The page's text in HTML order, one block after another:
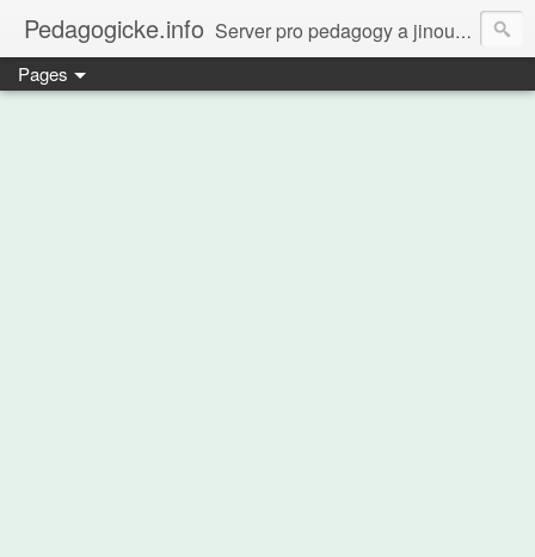
Pedagogicke.info Server pro pedagogy a jinou zvířenu
Pages